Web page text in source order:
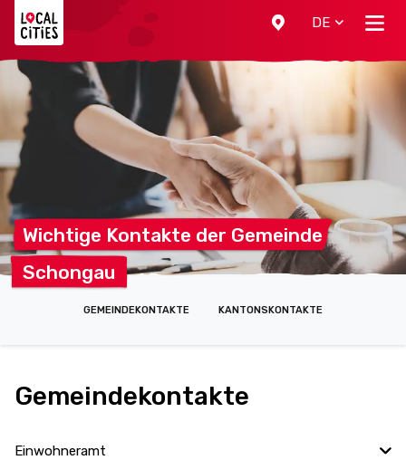
DE
Wichtige Kontakte der Gemeinde
Schongau
GEMEINDEKONTAKTE KANTONSKONTAKTE
Gemeindekontakte
Einwohneramt